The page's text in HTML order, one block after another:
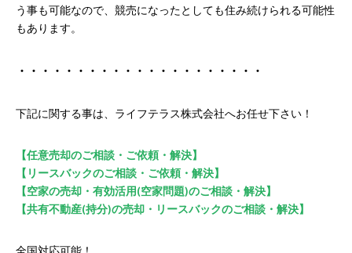
う事も可能なので、競売になったとしても住み続けられる可能性
もあります。
・・・・・・・・・・・・・・・・・・・・・
下記に関する事は、ライフテラス株式会社へお任せ下さい！
【任意売却のご相談・ご依頼・解決】
【リースバックのご相談・ご依頼・解決】
【空家の売却・有効活用(空家問題)のご相談・解決】
【共有不動産(持分)の売却・リースバックのご相談・解決】